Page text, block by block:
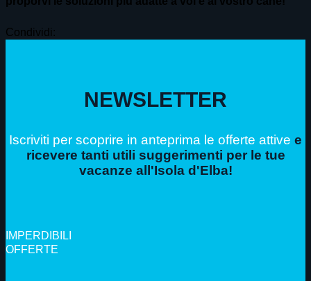
Condividi:
NEWSLETTER
Iscriviti per scoprire in anteprima le offerte attive e
ricevere tanti utili suggerimenti per le tue
vacanze all'Isola d'Elba!
IMPERDIBILI
OFFERTE